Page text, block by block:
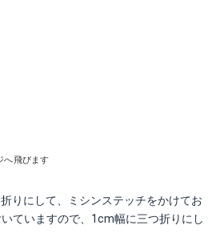
へ飛びます
りにして、ミシンステッチをかけてお
ていますので、1cm幅に三つ折りにし